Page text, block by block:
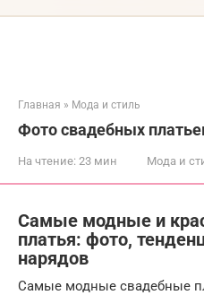
Главная » Мода и стиль
Фото свадебных
На чтение: 23 мин Мода и
Самые модные и
платья: фото,
нарядов
Самые модные свадебные